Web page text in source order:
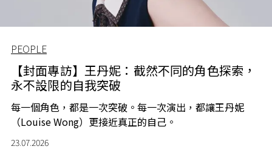
PEOPLE
【封面專訪】王丹妮：截然不同的角色探索，
永不設限的自我突破
每一個角色，都是一次突破。每一次演出，都讓王丹妮
（Louise Wong）更接近真正的自己。
23.07.2026